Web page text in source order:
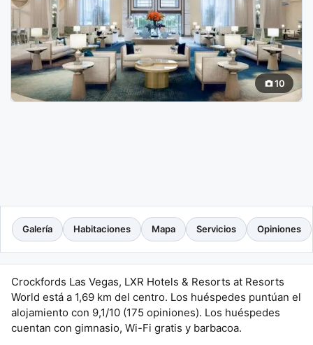
10
Galería Habitaciones Mapa Servicios Opiniones
Crockfords Las Vegas, LXR Hotels & Resorts at Resorts
World está a 1,69 km del centro. Los huéspedes puntúan el
alojamiento con 9,1/10 (175 opiniones). Los huéspedes
cuentan con gimnasio, Wi-Fi gratis y barbacoa.